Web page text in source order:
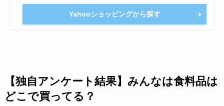
Yahooショッピングから探す
【独自アンケート結果】みんなは食料品は
どこで買ってる？